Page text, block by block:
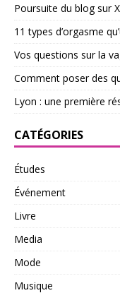
Poursuite du blog sur
11 types d’orgasme
Vos questions sur la
Comment poser des
Lyon : une première
CATÉGORIES
Études
Événement
Livre
Media
Mode
Musique